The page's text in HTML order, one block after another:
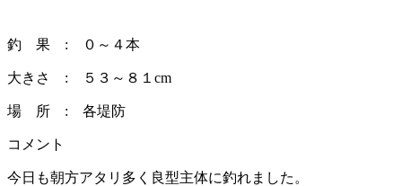
釣 果 : ０～４本
大きさ : ５３～８１cm
場 所 : 各堤防
コメント
今日も朝方アタリ多く良型主体に釣れました。